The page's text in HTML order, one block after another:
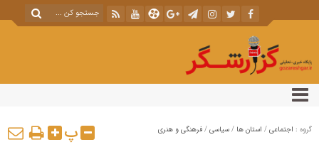
گروه : اجتماعی / استان ها / سیاسی / فرهنگی و هنری پ